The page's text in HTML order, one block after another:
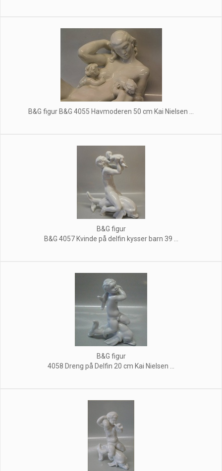
B&G figur B&G 4055 Havmoderen 50 cm Kai Nielsen ...
B&G figur
B&G 4057 Kvinde på delfin kysser barn 39 ...
B&G figur
4058 Dreng på Delfin 20 cm Kai Nielsen ...